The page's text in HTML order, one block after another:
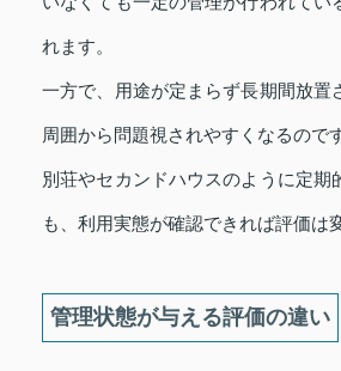
れます。
一方で、用途が定まらず長期間放置
周囲から問題視されやすくなるのです
別荘やセカンドハウスのように定期
も、利用実態が確認できれば評価は
管理状態が与える評価の違い